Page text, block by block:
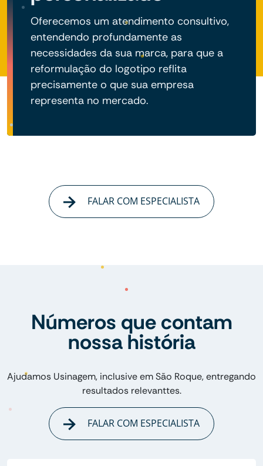
Oferecemos um atendimento consultivo,
entendendo profundamente as
necessidades da sua marca, para que a
reformulação do logotipo reflita
precisamente o que sua empresa
representa no mercado.
FALAR COM ESPECIALISTA
Números que contam
nossa história
Ajudamos Usinagem, inclusive em São Roque, entregando
resultados relevanttes.
FALAR COM ESPECIALISTA